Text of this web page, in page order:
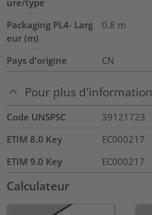
ure/type
Packaging PL4- Larg
eur (m)
0.8 m
Pays d'origine CN
Pour plus d'information
Code UNSPSC
39121723
ETIM 8.0 Key
EC000217
ETIM 9.0 Key
EC000217
Calculateur